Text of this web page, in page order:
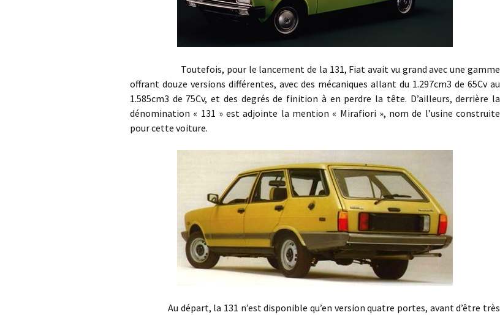
Toutefois, pour le lancement de la 131, Fiat avait vu grand avec une gamme
offrant douze versions différentes, avec des mécaniques allant du 1.297cm3 de 65Cv au
1.585cm3 de 75Cv, et des degrés de finition à en perdre la tête. D’ailleurs, derrière la
dénomination « 131 » est adjointe la mention « Mirafiori », nom de l’usine construite
pour cette voiture.
Au départ, la 131 n’est disponible qu’en version quatre portes, avant d’être très